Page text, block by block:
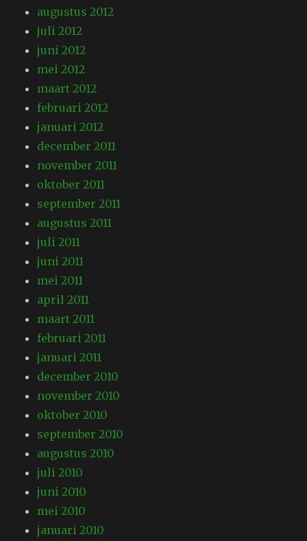
augustus 2012
juli 2012
juni 2012
mei 2012
maart 2012
februari 2012
januari 2012
december 2011
november 2011
oktober 2011
september 2011
augustus 2011
juli 2011
juni 2011
mei 2011
april 2011
maart 2011
februari 2011
januari 2011
december 2010
november 2010
oktober 2010
september 2010
augustus 2010
juli 2010
juni 2010
mei 2010
januari 2010